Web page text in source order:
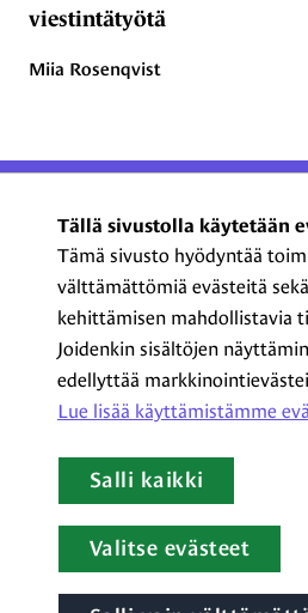
Tällä sivustolla käytetään
Tämä sivusto hyödyntää
välttämättömiä evästeitä
kehittämisen mahdollistavia
Joidenkin sisältöjen
edellyttää
Lue lisää käyttämistämme
Salli kaikki
Valitse evästeet
viestintätyötä
Miia Rosenqvist
ProCom –
ammattilaiset ry
Kasarmikatu 23 A 5, 2. krs
00130 Helsinki
+358 44 720 3022
procom@procom.fi
LinkedInFacebook